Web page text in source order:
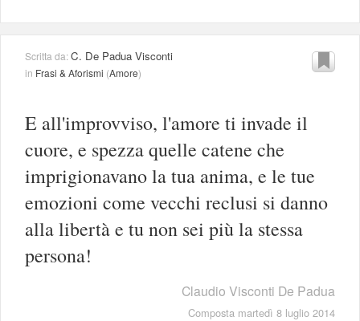
Scritta da:C. De Padua Visconti
in Frasi & Aforismi (Amore)
E all'improvviso, l'amore ti invade il
cuore, e spezza quelle catene che
imprigionavano la tua anima, e le tue
emozioni come vecchi reclusi si danno
alla libertà e tu non sei più la stessa
persona!
Claudio Visconti De Padua
Composta martedì 8 luglio 2014